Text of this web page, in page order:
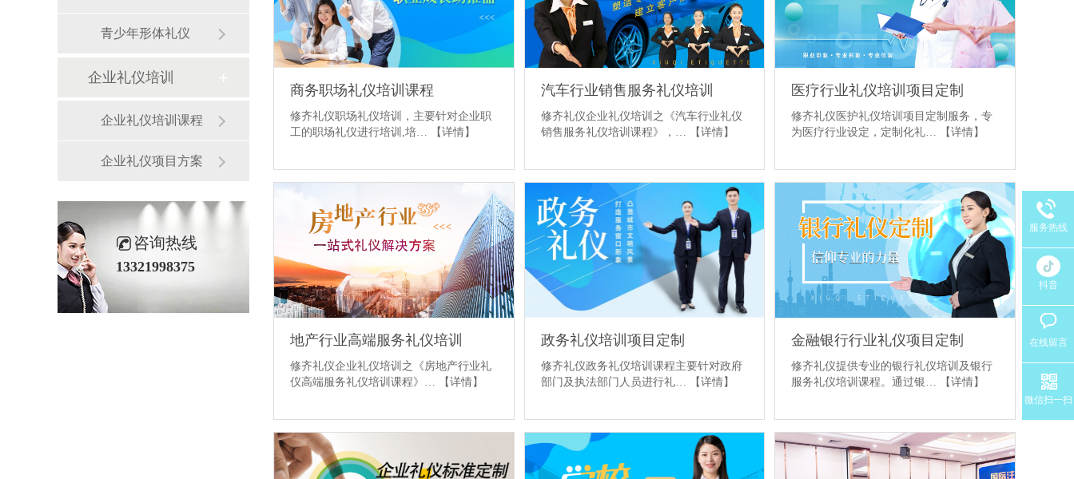
青少年形体礼仪
企业礼仪培训
企业礼仪培训课程
企业礼仪项目方案
咨询热线
13321998375
商务职场礼仪培训课程
修齐礼仪职场礼仪培训，主要针对企业职
工的职场礼仪进行培训,培…
【详情】
汽车行业销售服务礼仪培训
修齐礼仪企业礼仪培训之《汽车行业礼仪
销售服务礼仪培训课程》，…
【详情】
医疗行业礼仪培训项目定制
修齐礼仪医护礼仪培训项目定制服务，专
为医疗行业设定，定制化礼…
【详情】
地产行业高端服务礼仪培训
修齐礼仪企业礼仪培训之《房地产行业礼
仪高端服务礼仪培训课程》…
【详情】
政务礼仪培训项目定制
修齐礼仪政务礼仪培训课程主要针对政府
部门及执法部门人员进行礼…
【详情】
金融银行行业礼仪项目定制
修齐礼仪提供专业的银行礼仪培训及银行
服务礼仪培训课程。通过银…
【详情】
服务热线
抖音
在线留言
微信扫一扫